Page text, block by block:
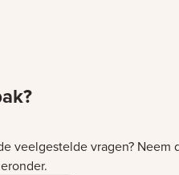
49be-be26-c455f38ce306
veelgestelde vragen? Neem